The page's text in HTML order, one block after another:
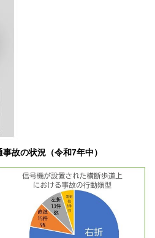
故の状況（令和7年中）